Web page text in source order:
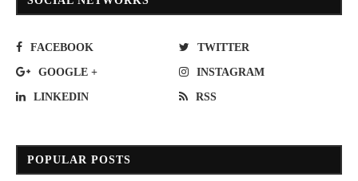
FACEBOOK TWITTER
GOOGLE + INSTAGRAM
LINKEDIN RSS
POPULAR POSTS